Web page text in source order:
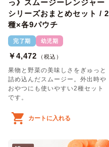
っ》スムージーレンジャー
シリーズおまとめセット / 2
種×各9パウチ
完了期 幼児期
￥4,472 （税込）
果物と野菜の美味しさをぎゅっと
詰め込んだスムージー。外出時や
おやつにも使いやすい2種セット
です。
カートに入れる